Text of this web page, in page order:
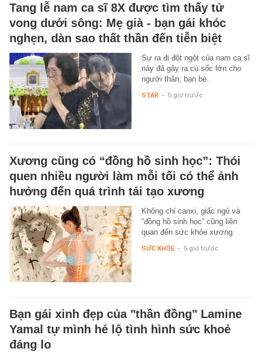
Tang lễ nam ca sĩ 8X được tìm thấy tử
vong dưới sông: Mẹ già - bạn gái khóc
nghẹn, dàn sao thất thần đến tiễn biệt
Sự ra đi đột ngột của nam ca sĩ
này đã gây ra cú sốc lớn cho
người thân, bạn bè.
STAR - 5 giờ trước
Xương cũng có “đồng hồ sinh học”: Thói
quen nhiều người làm mỗi tối có thể ảnh
hưởng đến quá trình tái tạo xương
Không chỉ canxi, giấc ngủ và
“đồng hồ sinh học” cũng liên
quan đến sức khỏe xương.
SỨC KHỎE - 5 giờ trước
Bạn gái xinh đẹp của "thần đồng" Lamine
Yamal tự mình hé lộ tình hình sức khoẻ
đáng lo